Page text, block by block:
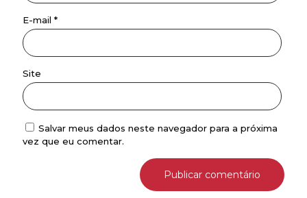
E-mail *
Site
Salvar meus dados neste navegador para a próxima
vez que eu comentar.